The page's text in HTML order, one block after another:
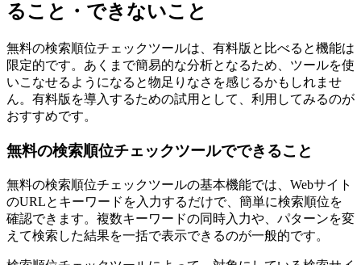
ること・できないこと
無料の検索順位チェックツールは、有料版と比べると機能は
限定的です。あくまで簡易的な分析となるため、ツールを使
いこなせるようになると物足りなさを感じるかもしれませ
ん。有料版を導入するための試用として、利用してみるのが
おすすめです。
無料の検索順位チェックツールでできること
無料の検索順位チェックツールの基本機能では、Webサイト
のURLとキーワードを入力するだけで、簡単に検索順位を
確認できます。複数キーワードの同時入力や、パターンを変
えて検索した結果を一括で表示できるのが一般的です。